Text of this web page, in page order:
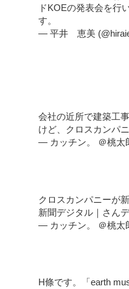
ドKOEの発表会を行
す。
— 平井 恵美
会社の近所で建築工
けど、クロスカンパ
— カッチン。 ＠桃太
クロスカンパニーが
新聞デジタル｜さん
— カッチン。 ＠桃太
H條です。「earth